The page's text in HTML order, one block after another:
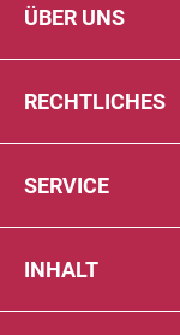
ÜBER UNS
RECHTLICHES
SERVICE
INHALT